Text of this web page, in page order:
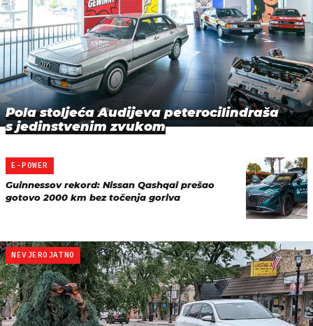
Pola stoljeća Audijeva peterocilindraša
s jedinstvenim zvukom
E-POWER
Guinnessov rekord: Nissan Qashqai prešao
gotovo 2000 km bez točenja goriva
NEVJEROJATNO